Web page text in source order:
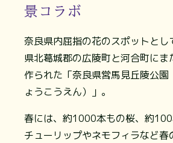
景コラボ
奈良県内屈指の花のスポットとし
県北葛城郡の広陵町と河合町にま
作られた「奈良県営馬見丘陵公園
ょうこうえん）」。
春には、約1000本もの桜、約
チューリップやネモフィラなど春